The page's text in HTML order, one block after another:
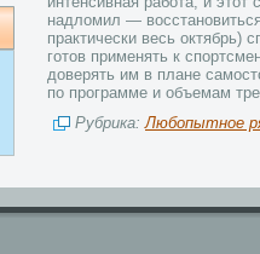
надломил —
практически весь
готов применять к
доверять им в плане
по программе и объемам
Рубрика: Любопытное